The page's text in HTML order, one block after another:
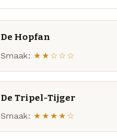
De Hopfan
Smaak: ★★☆☆☆
De Tripel-Tijger
Smaak: ★★★★☆